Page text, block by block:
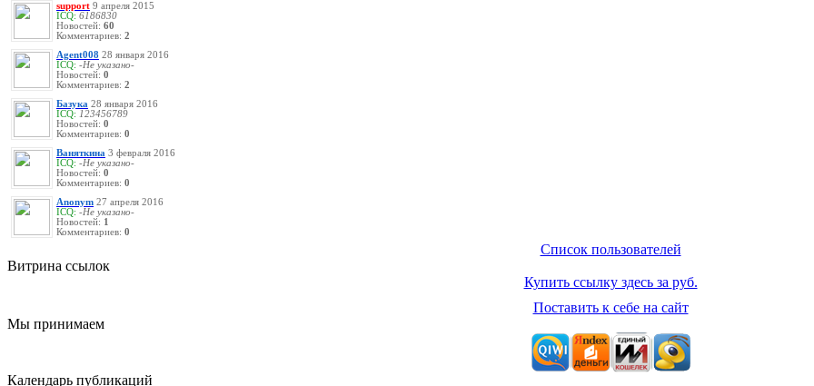
support 9 апреля 2015
ICQ: 6186830
Новостей: 60
Комментариев: 2
Agent008 28 января 2016
ICQ: -Не указано-
Новостей: 0
Комментариев: 2
Базука 28 января 2016
ICQ: 123456789
Новостей: 0
Комментариев: 0
Ваняткина 3 февраля 2016
ICQ: -Не указано-
Новостей: 0
Комментариев: 0
Anonym 27 апреля 2016
ICQ: -Не указано-
Новостей: 1
Комментариев: 0
Список пользователей
Витрина ссылок
Купить ссылку здесь за руб.
Поставить к себе на сайт
Мы принимаем
Календарь публикаций